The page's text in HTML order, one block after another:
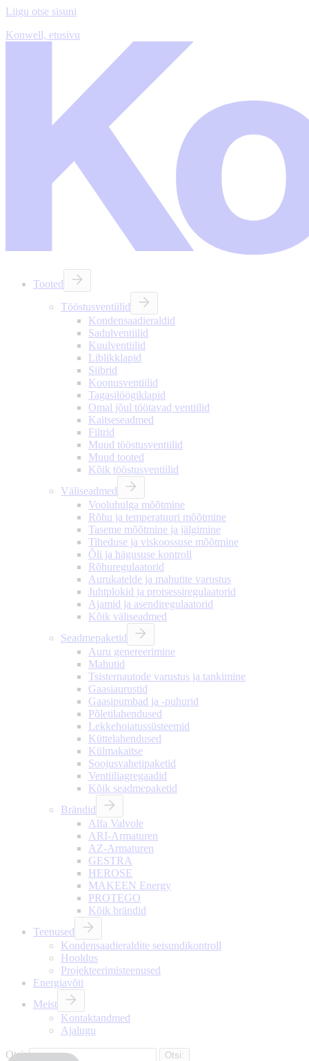
Liigu otse sisuni
Konwell, etusivu
Tooted
Tööstusventiilid
Kondensaadieraldid
Sadulventiilid
Kuulventiilid
Liblikklapid
Siibrid
Koonusventiilid
Tagasilöögiklapid
Omal jõul töötavad ventiilid
Kaitseseadmed
Filtrid
Muud tööstusventiilid
Muud tooted
Kõik tööstusventiilid
Väliseadmed
Vooluhulga mõõtmine
Rõhu ja temperatuuri mõõtmine
Taseme mõõtmine ja jälgimine
Tiheduse ja viskoossuse mõõtmine
Õli ja hägususe kontroll
Rõhuregulaatorid
Aurukatelde ja mahutite varustus
Juhtplokid ja protsessiregulaatorid
Ajamid ja asendiregulaatorid
Kõik väliseadmed
Seadmepaketid
Auru genereerimine
Mahutid
Tsisternautode varustus ja tankimine
Gaasiaurustid
Gaasipumbad ja -puhurid
Põletilahendused
Lekkehoiatussüsteemid
Küttelahendused
Külmakaitse
Soojusvahetipaketid
Ventiiliagregaadid
Kõik seadmepaketid
Brändid
Alfa Valvole
ARI-Armaturen
AZ-Armaturen
GESTRA
HEROSE
MAKEEN Energy
PROTEGO
Kõik brändid
Teenused
Kondensaadieraldite seisundikontroll
Hooldus
Projekteerimisteenused
Energiavõti
Meist
Kontaktandmed
Ajalugu
Otsi: